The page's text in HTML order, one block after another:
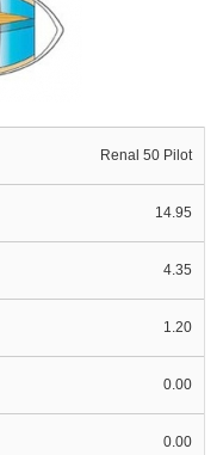
Renal 50 Pilot
14.95
4.35
1.20
0.00
0.00